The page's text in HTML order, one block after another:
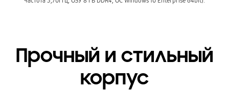
Прочный и стильный
корпус